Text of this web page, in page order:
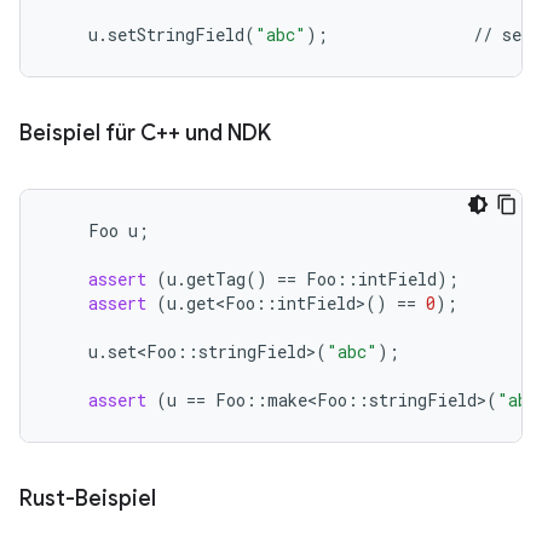
u . setStringField( "abc" ); //
Beispiel für C++ und NDK
Foo u ;
assert (u .getTag() == Foo :: intField);
assert (u .get<Foo :: intField>() == 0);
u . set<Foo :: stringField>( "abc" );
assert (u == Foo ::make<Foo :: stringField>(
Rust-Beispiel